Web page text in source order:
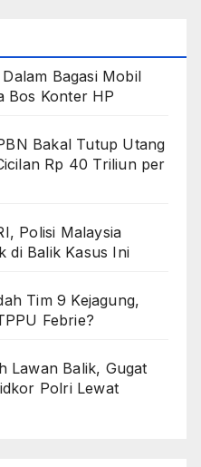
Bagasi Mobil
Bos Konter HP
Bakal Tutup Utang
Rp 40 Triliun per
Polisi Malaysia
di Balik Kasus Ini
Tim 9 Kejagung,
Febrie?
Lawan Balik, Gugat
Polri Lewat